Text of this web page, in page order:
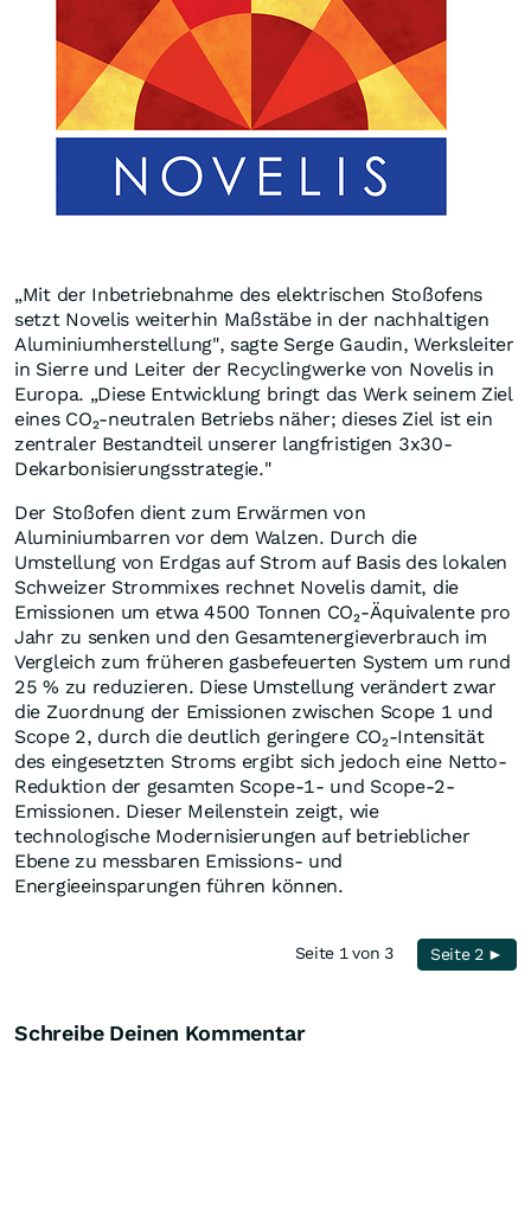
„Mit der Inbetriebnahme des elektrischen Stoßofens
setzt Novelis weiterhin Maßstäbe in der nachhaltigen
Aluminiumherstellung", sagte Serge Gaudin, Werksleiter
in Sierre und Leiter der Recyclingwerke von Novelis in
Europa. „Diese Entwicklung bringt das Werk seinem Ziel
eines CO₂-neutralen Betriebs näher; dieses Ziel ist ein
zentraler Bestandteil unserer langfristigen 3x30-
Dekarbonisierungsstrategie."
Der Stoßofen dient zum Erwärmen von
Aluminiumbarren vor dem Walzen. Durch die
Umstellung von Erdgas auf Strom auf Basis des lokalen
Schweizer Strommixes rechnet Novelis damit, die
Emissionen um etwa 4500 Tonnen CO₂-Äquivalente pro
Jahr zu senken und den Gesamtenergieverbrauch im
Vergleich zum früheren gasbefeuerten System um rund
25 % zu reduzieren. Diese Umstellung verändert zwar
die Zuordnung der Emissionen zwischen Scope 1 und
Scope 2, durch die deutlich geringere CO₂-Intensität
des eingesetzten Stroms ergibt sich jedoch eine Netto-
Reduktion der gesamten Scope-1- und Scope-2-
Emissionen. Dieser Meilenstein zeigt, wie
technologische Modernisierungen auf betrieblicher
Ebene zu messbaren Emissions- und
Energieeinsparungen führen können.
Seite 1 von 3 Seite 2 ►
Schreibe Deinen Kommentar